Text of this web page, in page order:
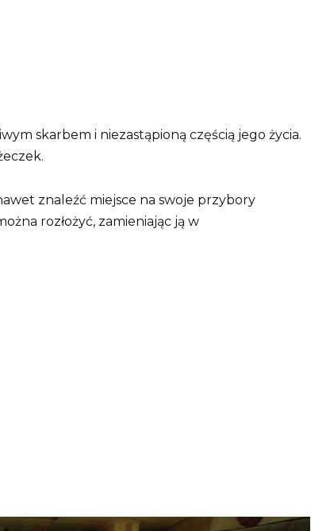
skarbem i niezastąpioną częścią jego życia.
znaleźć miejsce na swoje przybory
rozłożyć, zamieniając ją w